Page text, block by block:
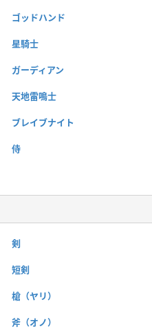
ゴッドハンド
星騎士
ガーディアン
天地雷鳴士
ブレイブナイト
侍
剣
短剣
槍（ヤリ）
斧（オノ）